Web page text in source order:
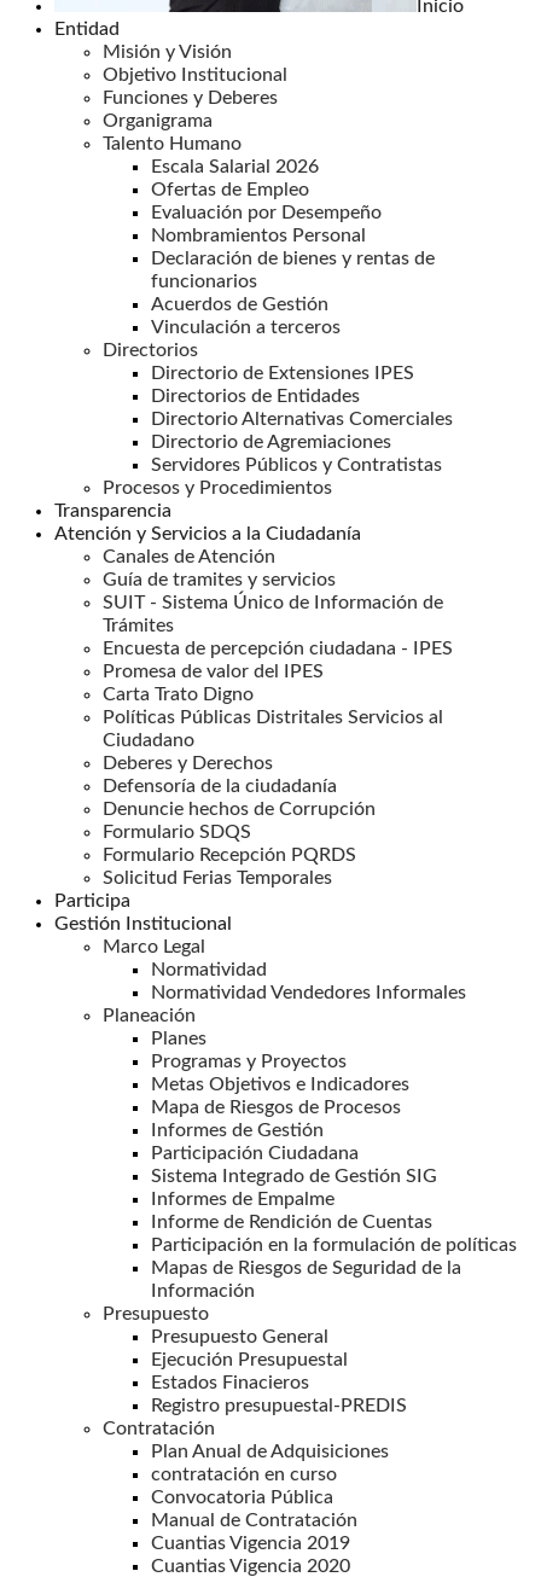
Inicio
Entidad
Misión y Visión
Objetivo Institucional
Funciones y Deberes
Organigrama
Talento Humano
Escala Salarial 2026
Ofertas de Empleo
Evaluación por Desempeño
Nombramientos Personal
Declaración de bienes y rentas de
funcionarios
Acuerdos de Gestión
Vinculación a terceros
Directorios
Directorio de Extensiones IPES
Directorios de Entidades
Directorio Alternativas Comerciales
Directorio de Agremiaciones
Servidores Públicos y Contratistas
Procesos y Procedimientos
Transparencia
Atención y Servicios a la Ciudadanía
Canales de Atención
Guía de tramites y servicios
SUIT - Sistema Único de Información de
Trámites
Encuesta de percepción ciudadana - IPES
Promesa de valor del IPES
Carta Trato Digno
Políticas Públicas Distritales Servicios al
Ciudadano
Deberes y Derechos
Defensoría de la ciudadanía
Denuncie hechos de Corrupción
Formulario SDQS
Formulario Recepción PQRDS
Solicitud Ferias Temporales
Participa
Gestión Institucional
Marco Legal
Normatividad
Normatividad Vendedores Informales
Planeación
Planes
Programas y Proyectos
Metas Objetivos e Indicadores
Mapa de Riesgos de Procesos
Informes de Gestión
Participación Ciudadana
Sistema Integrado de Gestión SIG
Informes de Empalme
Informe de Rendición de Cuentas
Participación en la formulación de políticas
Mapas de Riesgos de Seguridad de la
Información
Presupuesto
Presupuesto General
Ejecución Presupuestal
Estados Finacieros
Registro presupuestal-PREDIS
Contratación
Plan Anual de Adquisiciones
contratación en curso
Convocatoria Pública
Manual de Contratación
Cuantias Vigencia 2019
Cuantias Vigencia 2020